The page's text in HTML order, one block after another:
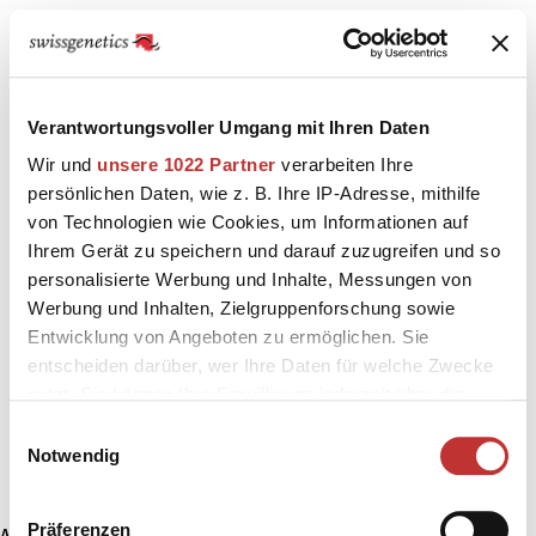
Verantwortungsvoller Umgang mit Ihren Daten
Wir und unsere 1022 Partner verarbeiten Ihre
persönlichen Daten, wie z. B. Ihre IP-Adresse, mithilfe
von Technologien wie Cookies, um Informationen auf
Ihrem Gerät zu speichern und darauf zuzugreifen und so
personalisierte Werbung und Inhalte, Messungen von
Werbung und Inhalten, Zielgruppenforschung sowie
Entwicklung von Angeboten zu ermöglichen. Sie
entscheiden darüber, wer Ihre Daten für welche Zwecke
Trigger Symbol ändern oder widerrufen
Notwendig
Präferenzen